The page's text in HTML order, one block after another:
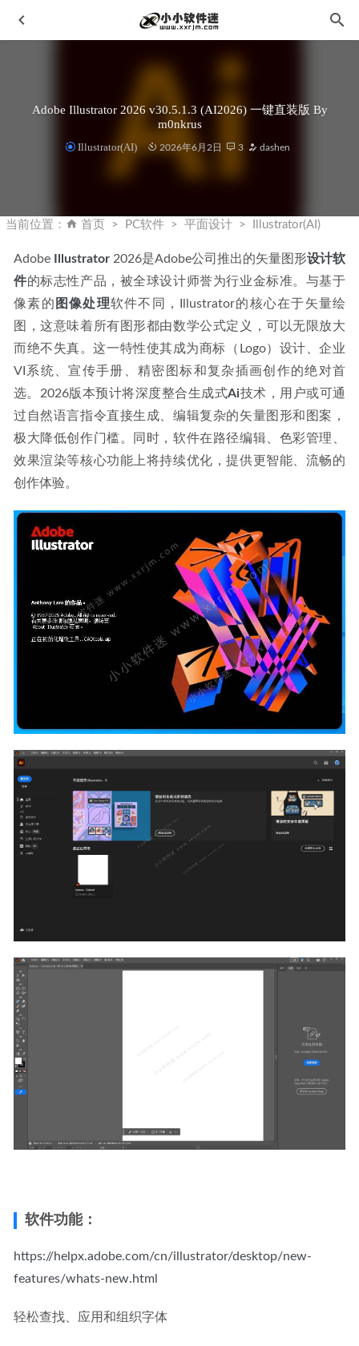
Adobe Illustrator 2026 v30.5.1.3 (AI2026) 一键直装版 By
m0nkrus
Illustrator(AI) 2026年6月2日 3 dashen
当前位置： 首页 PC软件 平面设计 Illustrator(AI)
Adobe Illustrator 2026是Adobe公司推出的矢量图形设计软
件的标志性产品，被全球设计师誉为行业金标准。与基于
像素的 图像处理软件不同，Illustrator的核心在于矢量绘
图，这意味着所有图形都由数学公式定义，可以无限放大
而绝不失真。这一特性使其成为商标（Logo）设计、企业
VI系统、宣传手册、精密图标和复杂插画创作的绝对首
选。2026版本预计将深度整合生成式Ai技术，用户或可通
过自然语言指令直接生成、编辑复杂的矢量图形和图案，
极大降低创作门槛。同时，软件在路径编辑、色彩管理、
效果渲染等核心功能上将持续优化，提供更智能、流畅的
创作体验。
软件功能：
https://helpx.adobe.com/cn/illustrator/desktop/new-
features/whats-new.html
轻松查找、应用和组织字体
2023-08-17
软件 2023-04-24
犀牛Rhinoceros 8 V8.1.23325.13001 官方中文最新版(附授权
码) 2023-11-23
IntelliJ IDEA 2022.3.3-IDEA2022中文激活版
2023-03-09
乱刀CAD去教育戳记破解版 2020-12-20